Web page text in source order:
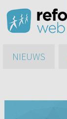
NIEUWS